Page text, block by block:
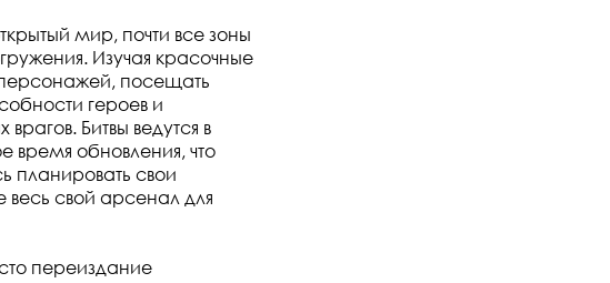
мир, почти все зоны
Изучая красочные
посещать
героев и
Битвы ведутся в
время обновления, что
планировать свои
весь свой арсенал для
переиздание